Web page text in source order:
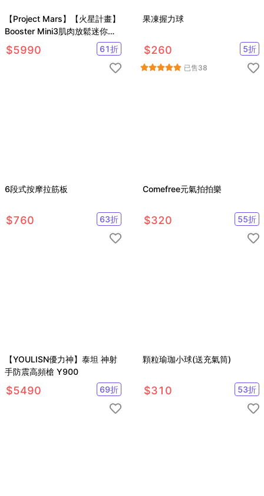
【Project Mars】【火星計畫】
Booster Mini3肌肉放鬆迷你強
力筋膜槍 按摩槍(馬達升級/安心
保固)
$5990 61折
果凍握力球
$260 5折
已售38
6段式按摩拉筋板
$760 63折
Comefree元氣拍拍樂
$320 55折
【YOULISN優力神】泰坦 神射
手防震高頻槍 Y900
$5490 69折
顆粒瑜珈小球(送充氣筒)
$310 53折